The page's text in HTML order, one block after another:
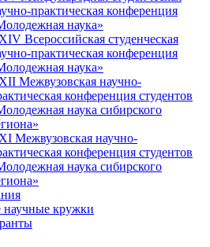
практическая конференция
наука»
Всероссийская студенческая
практическая конференция
наука»
Межвузовская научно-
конференция студентов
наука сибирского
Межвузовская научно-
конференция студентов
наука сибирского
научные кружки